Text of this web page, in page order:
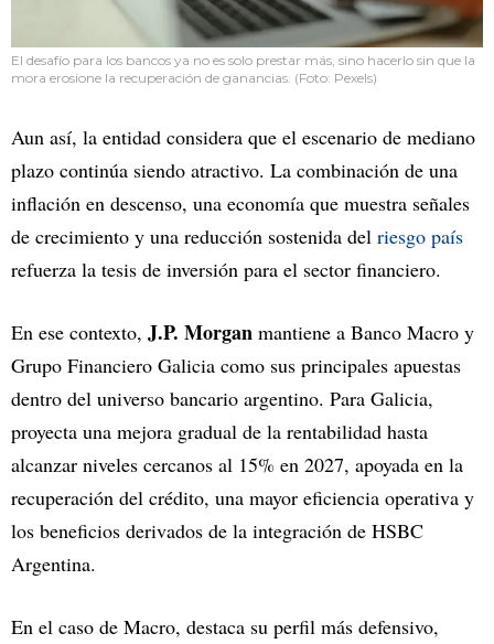
El desafío para los bancos ya no es solo prestar más, sino hacerlo sin que la
mora erosione la recuperación de ganancias. (Foto: Pexels)
Aun así, la entidad considera que el escenario de mediano
plazo continúa siendo atractivo. La combinación de una
inflación en descenso, una economía que muestra señales
de crecimiento y una reducción sostenida del riesgo país
refuerza la tesis de inversión para el sector financiero.
En ese contexto, J.P. Morgan mantiene a Banco Macro y
Grupo Financiero Galicia como sus principales apuestas
dentro del universo bancario argentino. Para Galicia,
proyecta una mejora gradual de la rentabilidad hasta
alcanzar niveles cercanos al 15% en 2027, apoyada en la
recuperación del crédito, una mayor eficiencia operativa y
los beneficios derivados de la integración de HSBC
Argentina.
En el caso de Macro, destaca su perfil más defensivo,